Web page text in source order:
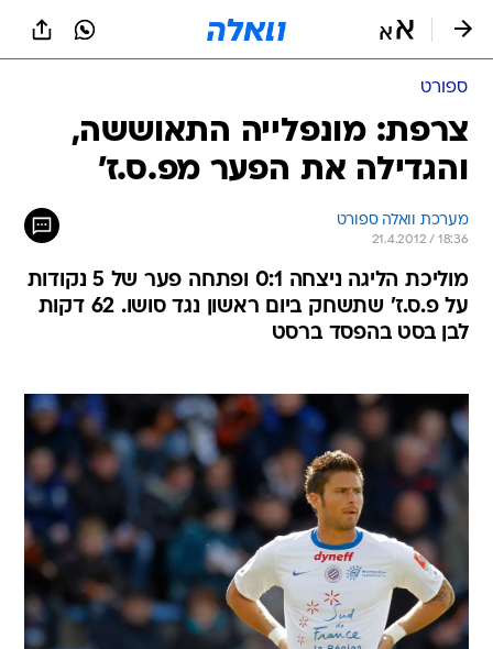
ספורט
צרפת: מונפלייה התאוששה,
והגדילה את הפער מפ.ס.ז'
מערכת וואלה ספורט
21.4.2012 / 18:36
מוליכת הליגה ניצחה 0:1 ופתחה פער של 5 נקודות
על פ.ס.ז' שתשחק ביום ראשון נגד סושו. 62 דקות
לבן בסט בהפסד ברסט